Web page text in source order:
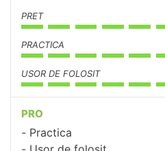
PRET
PRACTICA
USOR DE FOLOSIT
PRO
Practica